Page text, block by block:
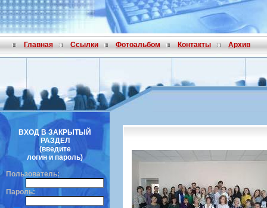
Главная Ссылки Фотоальбом Контакты Архив
ВХОД В ЗАКРЫТЫЙ
РАЗДЕЛ
(введите
логин и пароль)
Пользователь:
Пароль: